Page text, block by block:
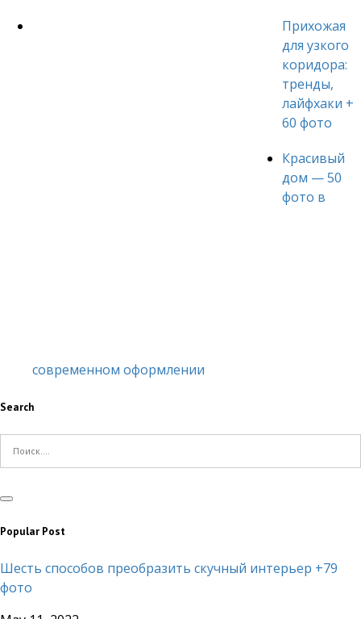
Прихожая
для узкого
коридора:
тренды,
лайфхаки +
60 фото
Красивый
дом — 50
фото в
современном оформлении
Search
Popular Post
Шесть способов преобразить скучный интерьер +79
фото